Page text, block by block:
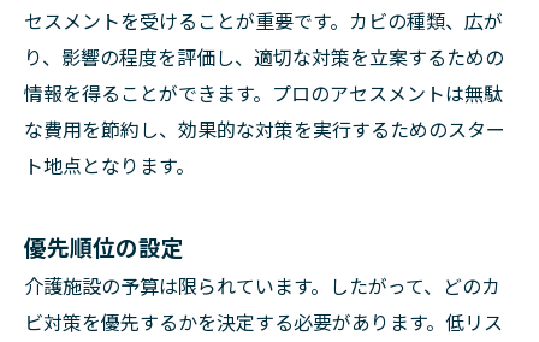
セスメントを受けることが重要です。カビの種類、広が
り、影響の程度を評価し、適切な対策を立案するための
情報を得ることができます。プロのアセスメントは無駄
な費用を節約し、効果的な対策を実行するためのスター
ト地点となります。
優先順位の設定
介護施設の予算は限られています。したがって、どのカ
ビ対策を優先するかを決定する必要があります。低リス